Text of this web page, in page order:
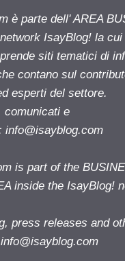
è parte dell' AREA
IsayBlog! la cui
siti tematici di
contano sul
esperti del settore.
comunicati e
info@isayblog.com
is part of the
inside the IsayBlog!
press releases and
info@isayblog.com